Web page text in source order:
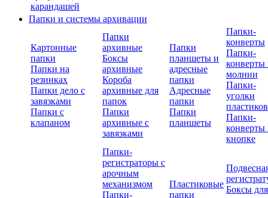
карандашей
Папки и системы архивации
Картонные
папки
Папки на
резинках
Папки дело с
завязками
Папки с
клапаном
Папки
архивные
Боксы
архивные
Короба
архивные для
папок
Папки
архивные с
завязками
Папки
планшеты и
адресные
папки
Адресные
папки
Папки
планшеты
Папки-
конверты
Папки-
конверты
молнии
Папки-
уголки
Папки-
конверты
кнопке
Папки-
регистраторы с
арочным
механизмом
Папки-
Пластиковые
папки
Боксы для